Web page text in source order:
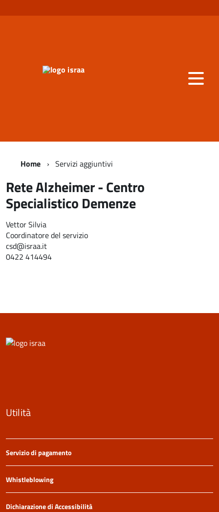
Home Servizi aggiuntivi
Rete Alzheimer - Centro
Specialistico Demenze
Vettor Silvia
Coordinatore del servizio
csd@israa.it
0422 414494
Utilità
Servizio di pagamento
Whistleblowing
Dichiarazione di Accessibilità